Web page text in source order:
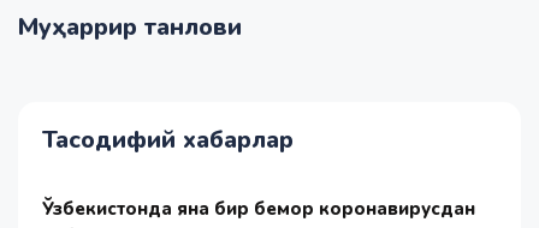
Муҳаррир танлови
Тасодифий хабарлар
Ўзбекистонда яна бир бемор коронавирусдан